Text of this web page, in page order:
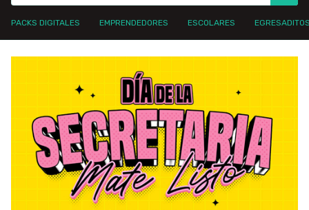
PACKS DIGITALES EMPRENDEDORES ESCOLARES